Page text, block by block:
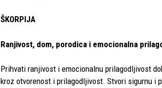
ŠKORPIJA
Ranjivost, dom, porodica i emocionalna
Prihvati ranjivost i emocionalnu prilagodljivost
kroz otvorenost i prilagodljivost. Stvori sigurnu i